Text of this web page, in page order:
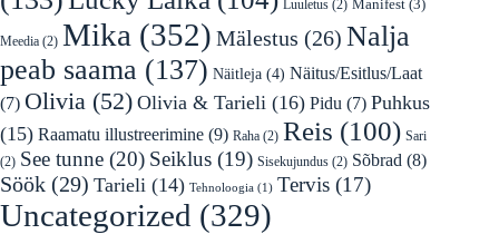
Luuletus (2) Manifest (3)
Meedia (2) Mika (352) Mälestus (26) Nalja
peab saama (137) Näitleja (4) Näitus/Esitlus/Laat
(7) Olivia (52) Olivia & Tarieli (16) Pidu (7) Puhkus
(15) Raamatu illustreerimine (9) Raha (2) Reis (100) Sari
(2) See tunne (20) Seiklus (19) Sisekujundus (2) Sõbrad (8)
Söök (29) Tarieli (14) Tehnoloogia (1) Tervis (17)
Uncategorized (329)